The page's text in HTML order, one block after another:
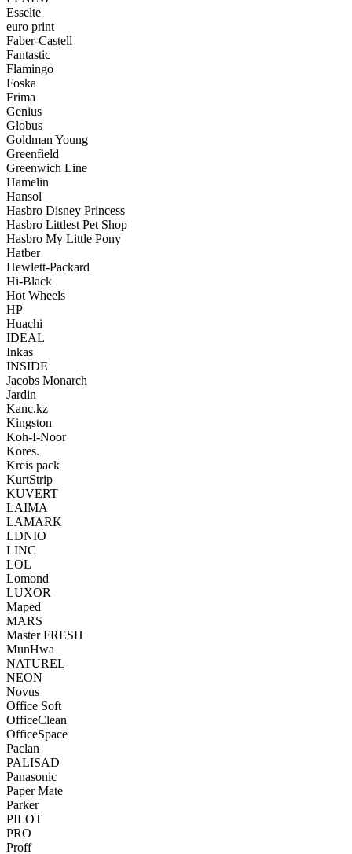
Esselte
euro print
Faber-Castell
Fantastic
Flamingo
Foska
Frima
Genius
Globus
Goldman Young
Greenfield
Greenwich Line
Hamelin
Hansol
Hasbro Disney Princess
Hasbro Littlest Pet Shop
Hasbro My Little Pony
Hatber
Hewlett-Packard
Hi-Black
Hot Wheels
HP
Huachi
IDEAL
Inkas
INSIDE
Jacobs Monarch
Jardin
Kanc.kz
Kingston
Koh-I-Noor
Kores.
Kreis pack
KurtStrip
KUVERT
LAIMA
LAMARK
LDNIO
LINC
LOL
Lomond
LUXOR
Maped
MARS
Master FRESH
MunHwa
NATUREL
NEON
Novus
Office Soft
OfficeClean
OfficeSpace
Paclan
PALISAD
Panasonic
Paper Mate
Parker
PILOT
PRO
Proff